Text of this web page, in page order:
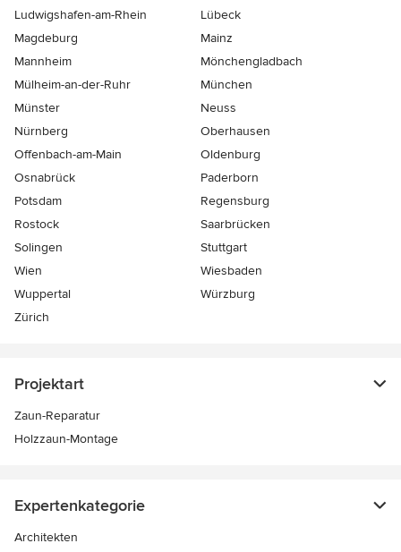
Ludwigshafen-am-Rhein
Lübeck
Magdeburg
Mainz
Mannheim
Mönchen­gladbach
Mülheim-an-der-Ruhr
München
Münster
Neuss
Nürnberg
Oberhausen
Offenbach-am-Main
Oldenburg
Osnabrück
Paderborn
Potsdam
Regensburg
Rostock
Saarbrücken
Solingen
Stuttgart
Wien
Wiesbaden
Wuppertal
Würzburg
Zürich
Projektart
Zaun-Reparatur
Holzzaun-Montage
Expertenkategorie
Architekten